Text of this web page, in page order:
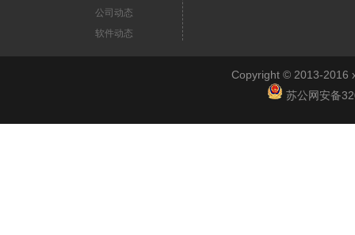
公司动态
软件动态
Copyright © 2013-2016
苏公网安备